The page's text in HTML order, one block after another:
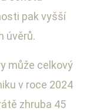
pak vyšší
úvěrů.
může celkový
v roce 2024
zhruba 45